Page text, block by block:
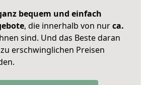
bequem und einfach
, die innerhalb von nurca.
sind. Und das Beste daran
erschwinglichen Preisen